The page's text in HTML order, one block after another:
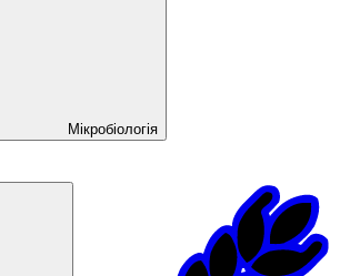
Мікробіологія